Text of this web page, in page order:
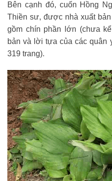
Bên cạnh đó, cuốn Hồng
Thiền sư, được nhà xuất
gồm chín phần lớn (chưa
bản và lời tựa của các quân
319 trang).